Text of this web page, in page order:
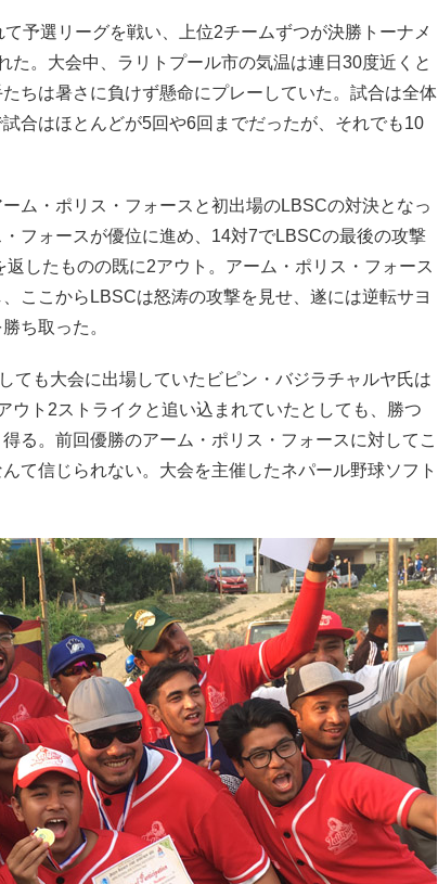
予選リーグを戦い、上位2チームずつが決勝トーナメ
た。大会中、ラリトプール市の気温は連日30度近くと
ちは暑さに負けず懸命にプレーしていた。試合は全体
合はほとんどが5回や6回までだったが、それでも10
ム・ポリス・フォースと初出場のLBSCの対決となっ
フォースが優位に進め、14対7でLBSCの最後の攻撃
したものの既に2アウト。アーム・ポリス・フォース
ここからLBSCは怒涛の攻撃を見せ、遂には逆転サヨ
ち取った。
も大会に出場していたビピン・バジラチャルヤ氏は
ウト2ストライクと追い込まれていたとしても、勝つ
る。前回優勝のアーム・ポリス・フォースに対してこ
て信じられない。大会を主催したネパール野球ソフト